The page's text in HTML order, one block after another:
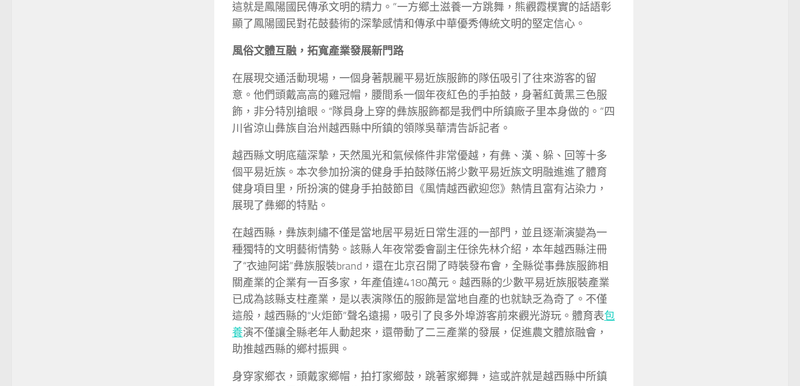
這就是鳳陽國民傳承文明的精力。”一方鄉土滋養一方跳舞，熊觀霞樸實的話語彰
顯了鳳陽國民對花鼓藝術的深摯感情和傳承中華優秀傳統文明的堅定信心。
風俗文體互融，拓寬產業發展新門路
在展現交通活動現場，一個身著靚麗平易近族服飾的隊伍吸引了往來游客的留
意。他們頭戴高高的雞冠帽，腰間系一個年夜紅色的手拍鼓，身著紅黃黑三色服
飾，非分特別搶眼。“隊員身上穿的彝族服飾都是我們中所鎮廠子里本身做的。”四
川省涼山彝族自治州越西縣中所鎮的領隊吳華清告訴記者。
越西縣文明底蘊深摯，天然風光和氣候條件非常優越，有彝、漢、躲、回等十多
個平易近族。本次參加扮演的健身手拍鼓隊伍將少數平易近族文明融進進了體育
健身項目里，所扮演的健身手拍鼓節目《風情越西歡迎您》熱情且富有沾染力，
展現了彝鄉的特點。
在越西縣，彝族刺繡不僅是當地居平易近日常生涯的一部門，並且逐漸演變為一
種獨特的文明藝術情勢。該縣人年夜常委會副主任徐先林介紹，本年越西縣注冊
了“衣迪阿諾”彝族服裝brand，還在北京召開了時裝發布會，全縣從事彝族服飾相
關產業的企業有一百多家，年產值達4180萬元。越西縣的少數平易近族服裝產業
已成為該縣支柱產業，是以表演隊伍的服飾是當地自產的也就缺乏為奇了。不僅
這般，越西縣的“火炬節”聲名遠揚，吸引了良多外埠游客前來觀光游玩。體育表包
養演不僅讓全縣老年人動起來，還帶動了二三產業的發展，促進農文體旅融會，
助推越西縣的鄉村振興。
身穿家鄉衣，頭戴家鄉帽，拍打家鄉鼓，跳著家鄉舞，這或許就是越西縣中所鎮